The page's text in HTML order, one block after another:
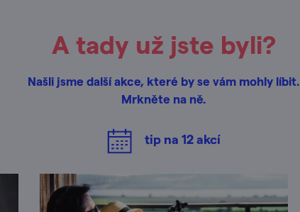
A tady už jste byli?
Našli jsme další akce, které by se vám mohly líbit.
Mrkněte na ně.
tip na 12akcí